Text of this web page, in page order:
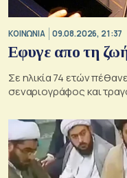
ΚΟΙΝΩΝΙΑ 09.08.2026, 21:37
Εφυγε απο τη
Σε ηλικία 74 ετών
σεναριογράφος και